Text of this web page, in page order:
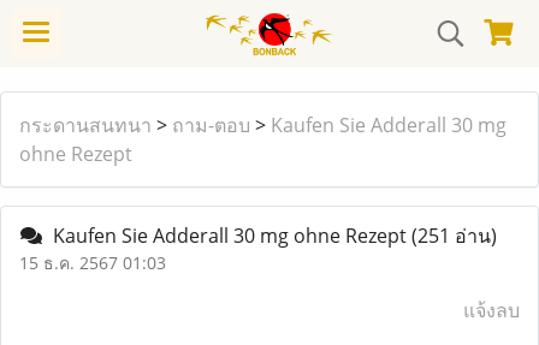
กระดานสนทนา > ถาม-ตอบ > Kaufen Sie Adderall 30 mg
ohne Rezept
Kaufen Sie Adderall 30 mg ohne Rezept(251 อ่าน)
15 ธ.ค. 2567 01:03
แจ้งลบ